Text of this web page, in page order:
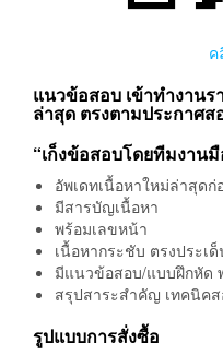
ค
แนวข้อสอบ เข้าทำงาน
ล่าสุด ตรงตามประกาศส
“เก็งข้อสอบโดยทีมงาน
อัพเดทเนื้อหาใหม่ล่าสุด
มีสารบัญเนื้อหา
พร้อมเลขหน้า
เนื้อหากระชับ ตรงประเ
มีแนวข้อสอบ/แบบฝึกหัด
สรุปสาระสำคัญ เทคนิค
รูปแบบการสั่งซื้อ